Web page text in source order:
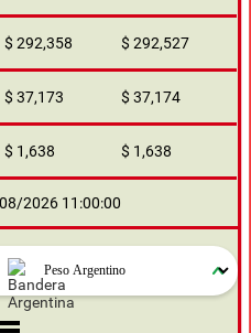
$ 292,358 $ 292,527
$ 37,173 $ 37,174
$ 1,638 $ 1,638
2026 11:00:00